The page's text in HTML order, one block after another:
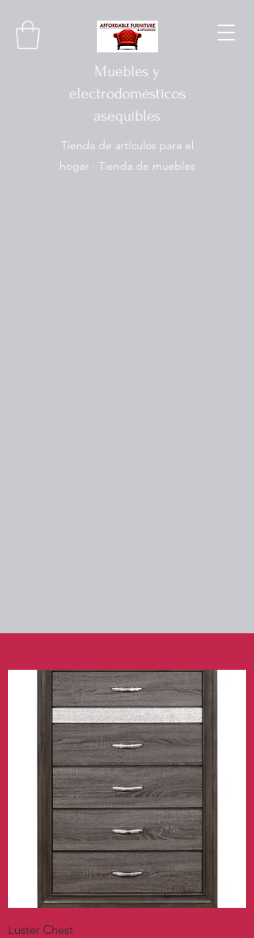
Muebles y
electrodomésticos
asequibles
Tienda de artículos para el
hogar · Tienda de muebles
Luster Chest